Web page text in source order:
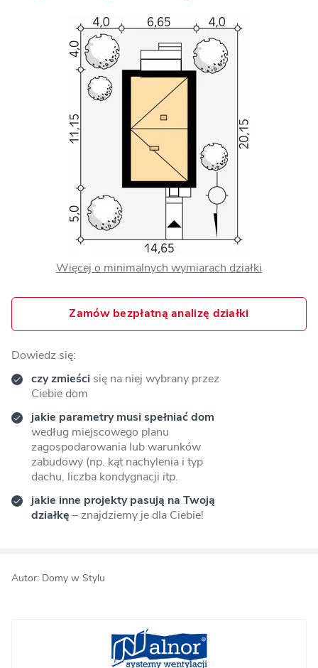
Więcej o minimalnych wymiarach działki
Zamów bezpłatną analizę działki
Dowiedz się:
czy zmieści się na niej wybrany przez
Ciebie dom
jakie parametry musi spełniać dom
według miejscowego planu
zagospodarowania lub warunków
zabudowy (np. kąt nachylenia i typ
dachu, liczba kondygnacji itp.
jakie inne projekty pasują na Twoją
działkę – znajdziemy je dla Ciebie!
Autor: Domy w Stylu